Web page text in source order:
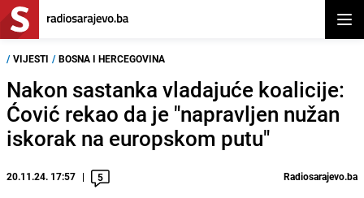
/ VIJESTI / BOSNA I HERCEGOVINA
Nakon sastanka vladajuće koalicije:
Ćović rekao da je "napravljen nužan
iskorak na europskom putu"
20.11.24. 17:57 5 Radiosarajevo.ba